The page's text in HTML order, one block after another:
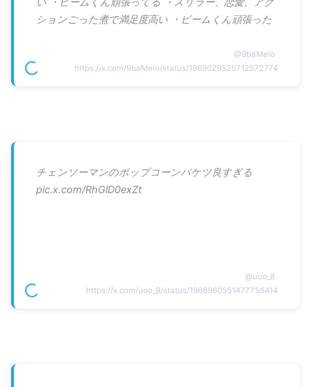
ションごった煮で満足度高い ・ビームくん頑張った
@9baMelo
https://x.com/9baMelo/status/1969029525712572774
チェンソーマンのポップコーンバケツ良すぎる
pic.x.com/RhGlD0exZt
@uoo_8
https://x.com/uoo_8/status/1968960551477756414